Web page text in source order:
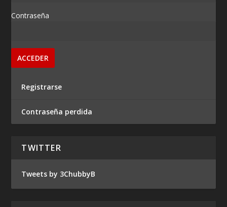
Contraseña
Registrarse
Contraseña perdida
TWITTER
Tweets by 3ChubbyB